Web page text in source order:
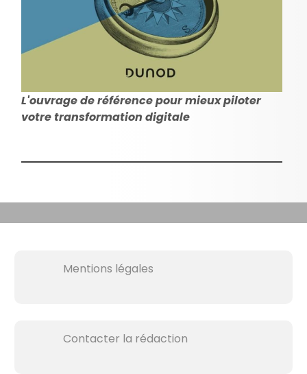
L'ouvrage de référence pour mieux piloter
votre transformation digitale
Mentions légales
Contacter la rédaction